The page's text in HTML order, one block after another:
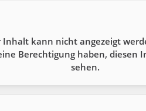
Inhalt kann nicht angezeigt
Berechtigung haben, diesen
sehen.